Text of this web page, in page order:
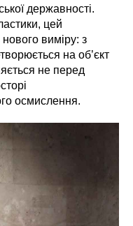
державності.
цей
виміру: з
на об’єкт
не перед
осмислення.